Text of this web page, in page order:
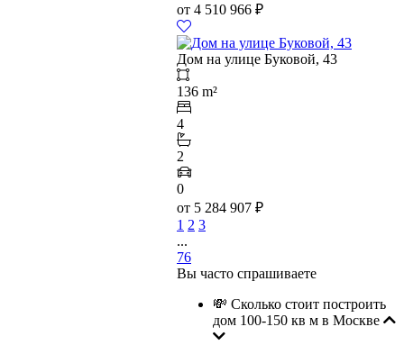
от 4 510 966 ₽
Дом на улице Буковой, 43
136 m²
4
2
0
от 5 284 907 ₽
1 2 3
...
76
Вы часто спрашиваете
💸 Сколько стоит построить
дом 100-150 кв м в Москве